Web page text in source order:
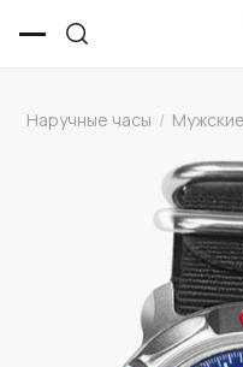
Наручные часы / Мужские